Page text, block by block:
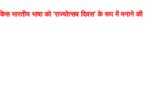
भारतीय भाषा को ‘राज्योत्सव दिवस’ के रूप में मनाने की